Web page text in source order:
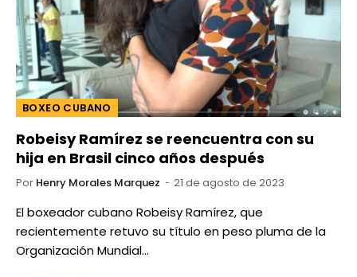
BOXEO CUBANO
Robeisy Ramírez se reencuentra con su
hija en Brasil cinco años después
Por Henry Morales Marquez 21 de agosto de 2023
El boxeador cubano Robeisy Ramírez, que
recientemente retuvo su título en peso pluma de la
Organización Mundial…